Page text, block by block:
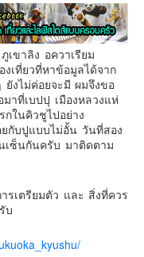
ขาลิง อควาเรียม
เที่ยวที่หาข้อมูลได้จาก
ยังไม่ค่อยจะมี ผมจึงขอ
าที่เบปปุ เมืองหลวงแห่
กในคิวชูไปอย่าง
กับปูแบบไม่อั้น วันที่สอง
เซ็นกันครับ มาติดตาม
รเตรียมตัว และ สิ่งที่ควร
บ